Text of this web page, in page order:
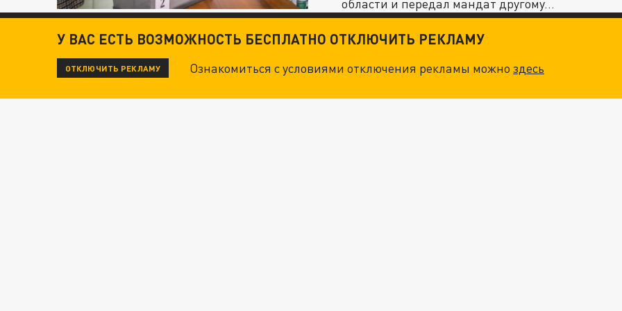
области и передал мандат другому...
У ВАС ЕСТЬ ВОЗМОЖНОСТЬ БЕСПЛАТНО ОТКЛЮЧИТЬ РЕКЛАМУ
ОТКЛЮЧИТЬ РЕКЛАМУ Ознакомиться с условиями отключения рекламы можноздесь